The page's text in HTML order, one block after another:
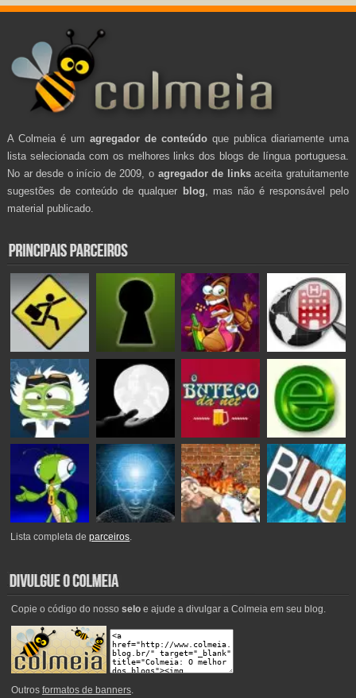
A Colmeia é um agregador de conteúdo que publica diariamente uma
lista selecionada com os melhores links dos blogs de língua portuguesa.
No ar desde o início de 2009, o agregador de linksaceita gratuitamente
sugestões de conteúdo de qualquer blog , mas não é responsável pelo
material publicado.
Lista completa deparceiros.
Copie o código do nosso seloe ajude a divulgar a Colmeia em seu blog.
Outros formatos de banners.